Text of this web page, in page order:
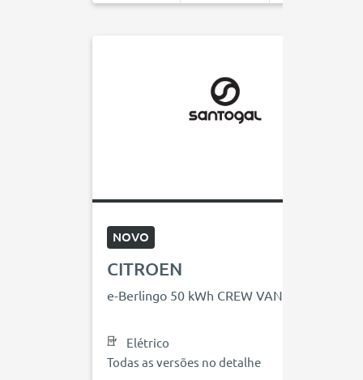
NOVO
CITROEN
e-Berlingo 50 kWh CREW VAN
Elétrico
Todas as versões no detalhe